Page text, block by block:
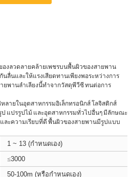
งลวดลายคล้ายเพชรบนพื้นผิวของสายพาน
นลื่นและให้แรงเสียดทานเพียงพอระหว่างการ
ยพานลำเลียงนี้ทำจากวัสดุพีวีซี ทนต่อการ
ลายในอุตสาหกรรมอิเล็กทรอนิกส์ โลจิสติกส์
แปรรูปไม้ และอุตสาหกรรมทั่วไปอื่นๆ มีลักษณะ
ละความเรียบที่ดี พื้นผิวของสายพานมีรูปแบบ
1 ~ 13 (กำหนดเอง)
≤3000
50-100m (หรือกำหนดเอง)